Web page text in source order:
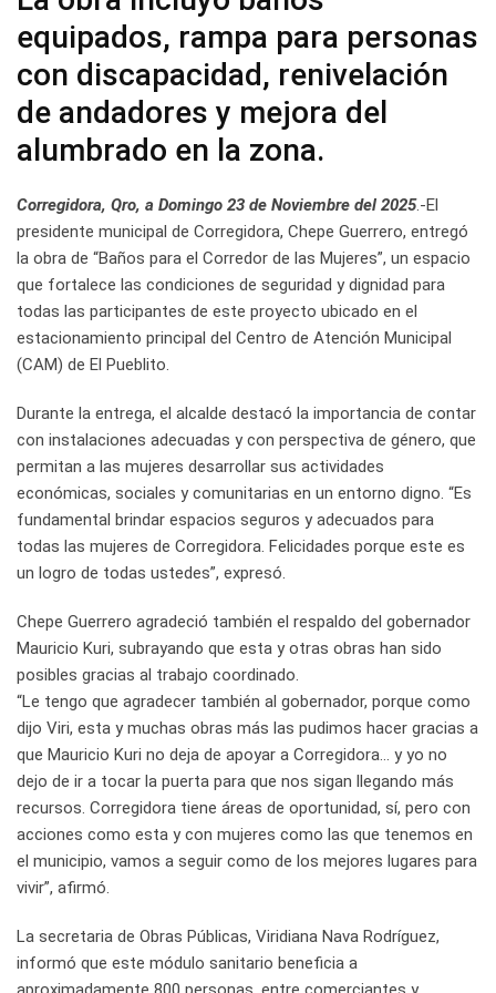
equipados, rampa para personas
con discapacidad, renivelación
de andadores y mejora del
alumbrado en la zona.
Corregidora, Qro, a Domingo 23 de Noviembre del 2025.-El
presidente municipal de Corregidora, Chepe Guerrero, entregó
la obra de “Baños para el Corredor de las Mujeres”, un espacio
que fortalece las condiciones de seguridad y dignidad para
todas las participantes de este proyecto ubicado en el
estacionamiento principal del Centro de Atención Municipal
(CAM) de El Pueblito.
Durante la entrega, el alcalde destacó la importancia de contar
con instalaciones adecuadas y con perspectiva de género, que
permitan a las mujeres desarrollar sus actividades
económicas, sociales y comunitarias en un entorno digno. “Es
fundamental brindar espacios seguros y adecuados para
todas las mujeres de Corregidora. Felicidades porque este es
un logro de todas ustedes”, expresó.
Chepe Guerrero agradeció también el respaldo del gobernador
Mauricio Kuri, subrayando que esta y otras obras han sido
posibles gracias al trabajo coordinado.
“Le tengo que agradecer también al gobernador, porque como
dijo Viri, esta y muchas obras más las pudimos hacer gracias a
que Mauricio Kuri no deja de apoyar a Corregidora… y yo no
dejo de ir a tocar la puerta para que nos sigan llegando más
recursos. Corregidora tiene áreas de oportunidad, sí, pero con
acciones como esta y con mujeres como las que tenemos en
el municipio, vamos a seguir como de los mejores lugares para
vivir”, afirmó.
La secretaria de Obras Públicas, Viridiana Nava Rodríguez,
informó que este módulo sanitario beneficia a